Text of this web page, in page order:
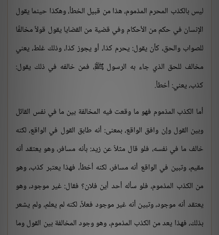
ليس بالكذب المحرم المذموم، هذا من قبيل الخطأ، وهكذا حينما يقول
الإنسان في حكم من الأحكام وفي قضية من القضايا يقول قولاً مخالفًا
للصواب والحق، كأن يقول: يحرم كذا، أو يجوز كذا، وذلك غلط، يعني
مخالف للحق الذي جاء به الرسول ﷺ، فمن خالفه في ذلك يقول:
كذب، يعني: أخطأ.
أما الكذب المذموم فهو ما وقعت فيه المخالفة بين ما في نفس القائل
وبين القول وإن وافق الواقع، بمعنى: أنه طابق القول في الواقع، لكنه
خالف ما في نفسه، فلو قال مثلاً عن زيد: بأنه مسافر، وهو يعتقد أنه
مقيم، وتبين في الواقع أنه مسافر، لكنه أخطأ، فهذا يعتبر كذب، وهو
من الكذب المذموم، فلو سأله أحد أين فلان؟ فقال: غير موجود، وهو
يعتقد أنه موجود، وتبين أنه غير موجود فعلاً، لكنه لم يعلم، ولم يشعر
بذلك، فهذا يعد من الكذب المذموم، وهو وجود المخالفة بين القول وما